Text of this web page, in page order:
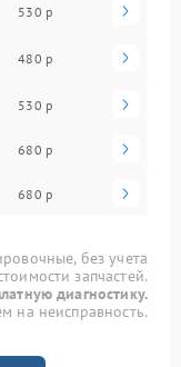
530 р
480 р
530 р
680 р
680 р
без учета
запчастей.
диагностику.
на неисправность.